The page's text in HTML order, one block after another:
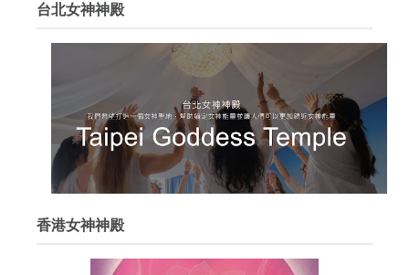
台北女神神殿
香港女神神殿